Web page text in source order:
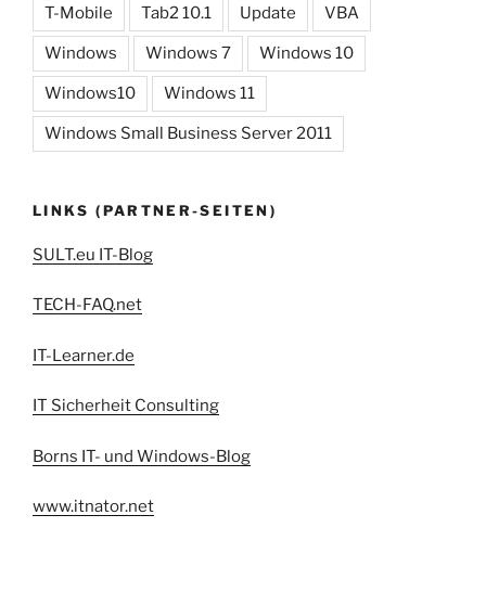
T-Mobile Tab2 10.1 Update VBA
Windows Windows 7 Windows 10
Windows10 Windows 11
Windows Small Business Server 2011
LINKS (PARTNER-SEITEN)
SULT.eu IT-Blog
TECH-FAQ.net
IT-Learner.de
IT Sicherheit Consulting
Borns IT- und Windows-Blog
www.itnator.net